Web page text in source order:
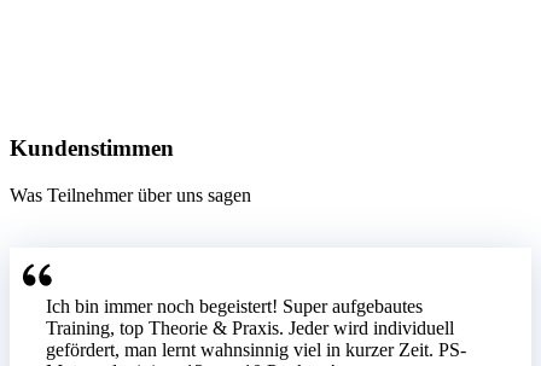
Kundenstimmen
Was Teilnehmer über uns sagen
Ich bin immer noch begeistert! Super aufgebautes
Training, top Theorie & Praxis. Jeder wird individuell
gefördert, man lernt wahnsinnig viel in kurzer Zeit. PS-